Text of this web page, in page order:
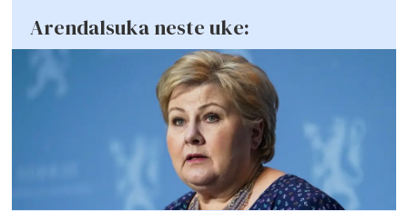
Arendalsuka neste uke: